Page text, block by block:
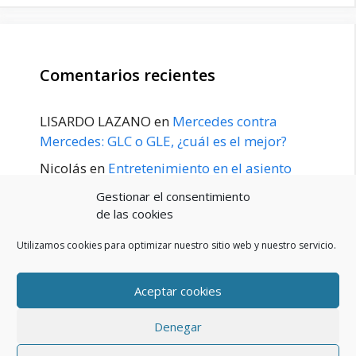
Gestionar el consentimiento
de las cookies
Utilizamos cookies para optimizar nuestro sitio web y nuestro servicio.
Aceptar cookies
Denegar
Comentarios recientes
LISARDO LAZANO en Mercedes contra
Mercedes: GLC o GLE, ¿cuál es el mejor?
Nicolás en Entretenimiento en el asiento
principios de 2020
POLÍTICA DE PRIVACIDAD
Política de cookies (UE)